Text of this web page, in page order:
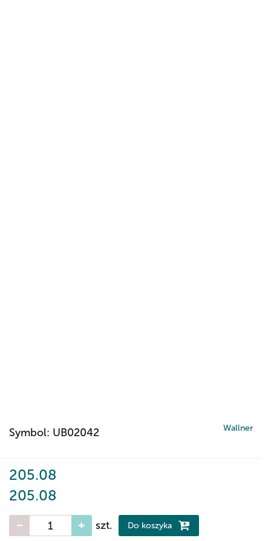
Symbol: UB02042 Wallner
205.08
205.08
szt. Do koszyka